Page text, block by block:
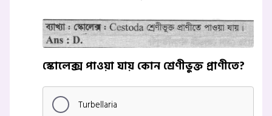
স্কোলেক্স পাওয়া যায় কোন শ্রেণীভুক্ত প্রাণীতে?
Turbellaria